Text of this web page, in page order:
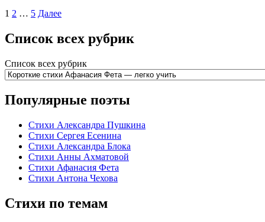
1 2 … 5 Далее
Список всех рубрик
Список всех рубрик
Популярные поэты
Стихи Александра Пушкина
Стихи Сергея Есенина
Стихи Александра Блока
Стихи Анны Ахматовой
Стихи Афанасия Фета
Стихи Антона Чехова
Стихи по темам